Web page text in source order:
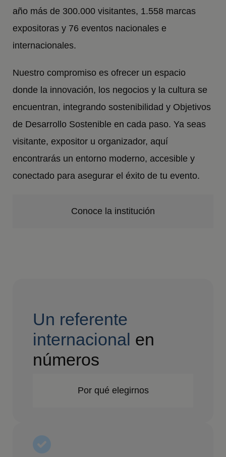
año más de 300.000 visitantes, 1.558 marcas
expositoras y 76 eventos nacionales e
internacionales.
Nuestro compromiso es ofrecer un espacio
donde la innovación, los negocios y la cultura se
encuentran, integrando sostenibilidad y Objetivos
de Desarrollo Sostenible en cada paso. Ya seas
visitante, expositor u organizador, aquí
encontrarás un entorno moderno, accesible y
conectado para asegurar el éxito de tu evento.
Conoce la institución
Un referente
internacional en
números
Por qué elegirnos